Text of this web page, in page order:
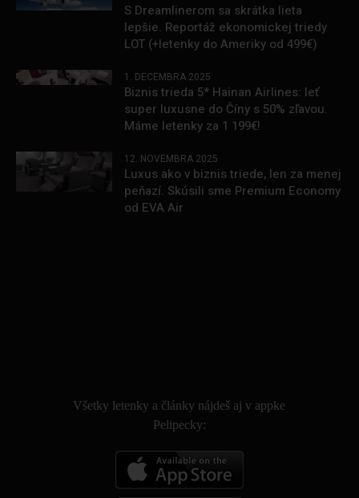
S Dreamlinerom sa skrátka lieta
lepšie. Reportáž ekonomickej triedy
LOT (+letenky do Ameriky od 499€)
1. DECEMBRA 2025
Biznis trieda 5* Hainan Airlines: leť
super luxusne do Číny s 50% zľavou.
Máme letenky za 1 199€!
12. NOVEMBRA 2025
Luxus ako v biznis triede, len za menej
peňazí. Skúsili sme Premium Economy
od EVA Air
Všetky letenky a články nájdeš aj v appke
Pelipecky: